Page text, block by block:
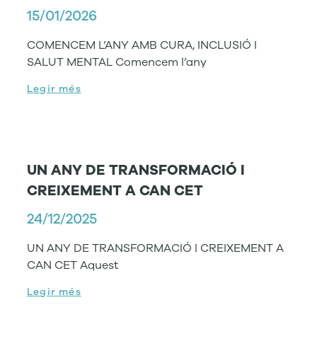
15/01/2026
COMENCEM L’ANY AMB CURA, INCLUSIÓ I
SALUT MENTAL Comencem l’any
Legir més
UN ANY DE TRANSFORMACIÓ I
CREIXEMENT A CAN CET
24/12/2025
UN ANY DE TRANSFORMACIÓ I CREIXEMENT A
CAN CET Aquest
Legir més